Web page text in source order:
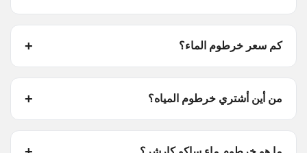
كم سعر خرطوم الماء؟
من أين أشتري خرطوم المياه؟